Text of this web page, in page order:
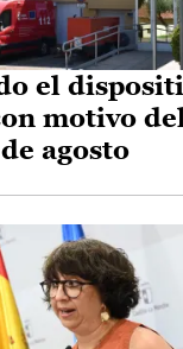
el
motivo
agosto